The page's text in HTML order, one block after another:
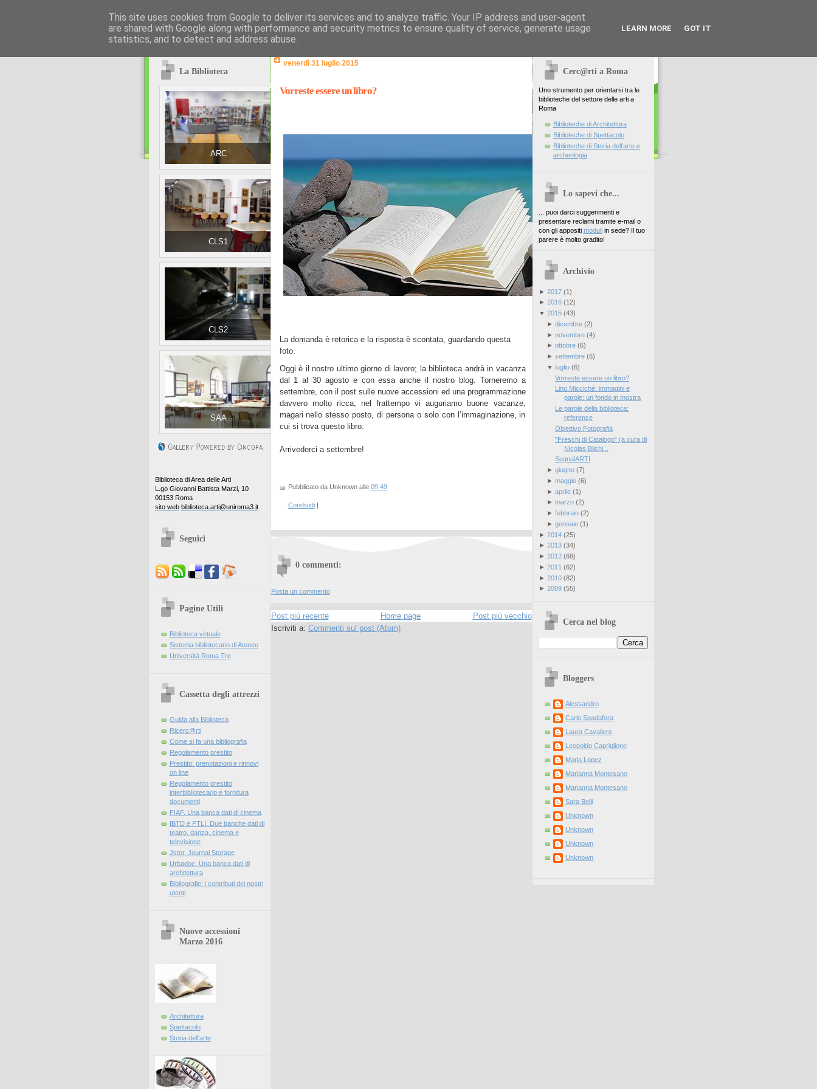
La Biblioteca
ARC
CLS1
CLS2
SAA
Biblioteca di Area delle Arti
L.go Giovanni Battista Marzi, 10
00153 Roma
sito web biblioteca.arti@uniroma3.it
Seguici
Pagine Utili
Biblioteca virtuale
Sistema bibliotecario di Ateneo
Università Roma Tre
Cassetta degli attrezzi
Guida alla Biblioteca
Ricerc@rti
Come si fa una bibliografia
Regolamento prestito
Prestito: prenotazioni e rinnovi
on line
Regolamento prestito
interbibliotecario e fornitura
documenti
FIAF. Una banca dati di cinema
IBTD e FTLI. Due banche dati di
teatro, danza, cinema e
televisione
Jstor. Journal Storage
Urbadoc. Una banca dati di
architettura
Bibliografie: i contributi dei nostri
utenti
Nuove accessioni
Marzo 2016
Architettura
Spettacolo
Storia dell'arte
venerdì 31 luglio 2015
Vorreste essere un libro?
La domanda è retorica e la risposta è scontata, guardando questa
foto.
Oggi è il nostro ultimo giorno di lavoro; la biblioteca andrà in vacanza
dal 1 al 30 agosto e con essa anche il nostro blog. Torneremo a
settembre, con il post sulle nuove accessioni ed una programmazione
davvero molto ricca; nel frattempo vi auguriamo buone vacanze,
magari nello stesso posto, di persona o solo con l’immaginazione, in
cui si trova questo libro.
Arrivederci a settembre!
Pubblicato da Unknown alle 09:49
Condividi
0 commenti:
Posta un commento
Post più recente Post più vecchio
Home page
Iscriviti a: Commenti sul post (Atom)
Cerc@rti a Roma
Uno strumento per orientarsi tra le
biblioteche del settore delle arti a
Roma
Biblioteche di Architettura
Biblioteche di Spettacolo
Biblioteche di Storia dell'arte e
archeologia
Lo sapevi che...
... puoi darci suggerimenti e
presentare reclami tramite e-mail o
con gli appositi moduliin sede? Il tuo
parere è molto gradito!
Archivio
► 2017(1)
► 2016(12)
▼ 2015(43)
► dicembre(2)
► novembre(4)
► ottobre(6)
► settembre(6)
▼ luglio(6)
Vorreste essere un libro?
Lino Miccichè: immagini e
parole: un fondo in mostra
Le parole della biblioteca:
reference
Obiettivo Fotografia
"Freschi di Catalogo" (a cura di
Nicolas Bilchi...
SegnalARTI
► giugno(7)
► maggio(6)
► aprile(1)
► marzo(2)
► febbraio(2)
► gennaio(1)
► 2014(25)
► 2013(34)
► 2012(68)
► 2011 (62)
► 2010(82)
► 2009(55)
Cerca nel blog
Bloggers
Alessandro
Carlo Spadafora
Laura Cavaliere
Leopoldo Capriglione
Maria Lopez
Marianna Montesano
Marianna Montesano
Sara Belli
Unknown
Unknown
Unknown
Unknown
This site uses cookies from Google to deliver its services and to analyze traffic. Your IP address and user-agent
are shared with Google along with performance and security metrics to ensure quality of service, generate usage
statistics, and to detect and address abuse.
LEARN MORE GOT IT